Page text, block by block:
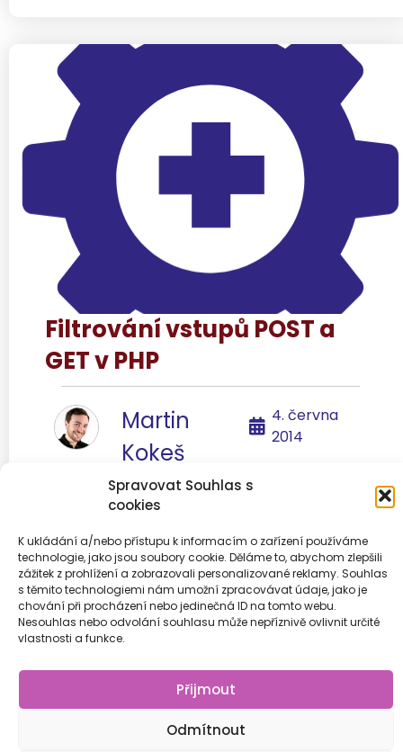
Spravovat Souhlas s
cookies
K ukládání a/nebo přístupu k informacím o zařízení používáme
technologie, jako jsou soubory cookie. Děláme to, abychom zlepšili
zážitek z prohlížení a zobrazovali personalizované reklamy. Souhlas
s těmito technologiemi nám umožní zpracovávat údaje, jako je
chování při procházení nebo jedinečná ID na tomto webu.
Nesouhlas nebo odvolání souhlasu může nepříznivě ovlivnit určité
vlastnosti a funkce.
Přijmout
Odmítnout
Filtrování vstupů POST a
GET v PHP
Martin
Kokeš
4. června
2014
Předchozí 1 2 3 4 Další